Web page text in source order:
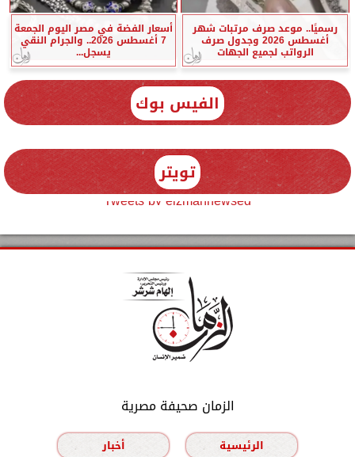
رسميًا.. موعد صرف مرتبات شهر
أغسطس 2026 وجدول صرف
الرواتب لجميع الجهات
أسعار الفضة في مصر اليوم الجمعة
7 أغسطس 2026.. والجرام النقي
يسجل...
الفيس بوك
تويتر
Tweets by elzmannewseg
الزمان صحيفة مصرية
الرئيسية
أخبار